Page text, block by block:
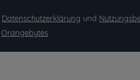
Datenschutzerklärung und
Orangebytes